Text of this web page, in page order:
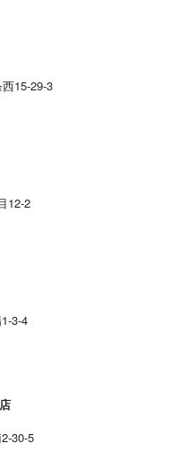
15-29-3
12-2
3-4
30-5